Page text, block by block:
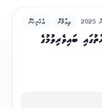
އިޢުލާން އެހެނިހެން
ބައިވެރިވުމުގެ